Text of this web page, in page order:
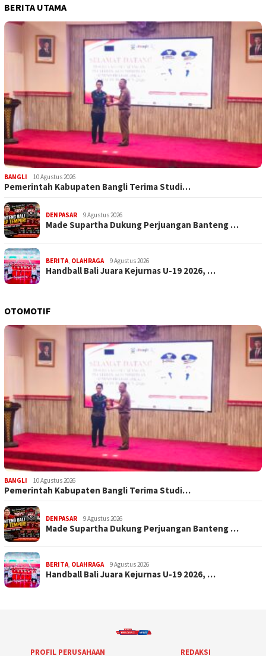
BERITA UTAMA
BANGLI 10 Agustus 2026
Pemerintah Kabupaten Bangli Terima Studi…
DENPASAR 9 Agustus 2026
Made Supartha Dukung Perjuangan Banteng …
BERITA OLAHRAGA 9 Agustus 2026
Handball Bali Juara Kejurnas U-19 2026, …
OTOMOTIF
BANGLI 10 Agustus 2026
Pemerintah Kabupaten Bangli Terima Studi…
DENPASAR 9 Agustus 2026
Made Supartha Dukung Perjuangan Banteng …
BERITA OLAHRAGA 9 Agustus 2026
Handball Bali Juara Kejurnas U-19 2026, …
PROFIL PERUSAHAAN REDAKSI